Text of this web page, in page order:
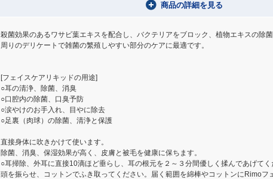
商品の詳細を見る
殺菌効果のあるワサビ葉エキスを配合し、バクテリアをブロック、植物エキスの除
周りのデリケートで雑菌の繁殖しやすい部分のケアに最適です。
[フェイスケアリキッドの用途]
○耳の清浄、除菌、消臭
○口腔内の除菌、口臭予防
○涙やけのお手入れ、目やに除去
○足裏（肉球）の除菌、清浄と保護
直接身体に吹きかけて使います。
除菌、消臭、保湿効果が高く、皮膚と被毛を健康に保ちます。
○耳掃除、外耳に直接10滴ほど垂らし、耳の根元を２～３分間優しく揉んであげてく
頭を振らせ、コットンでふき取ってください。届く範囲を綿棒やコットンにRimoフ